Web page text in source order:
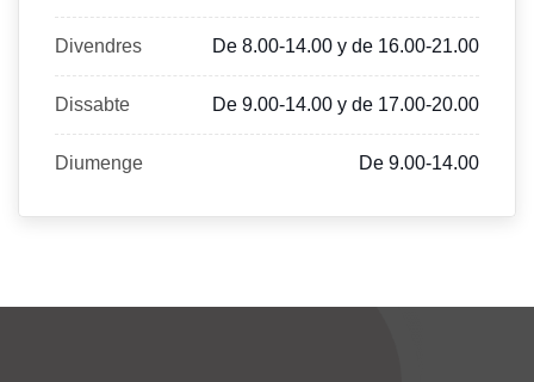
Divendres De 8.00-14.00 y de 16.00-21.00
Dissabte De 9.00-14.00 y de 17.00-20.00
Diumenge De 9.00-14.00